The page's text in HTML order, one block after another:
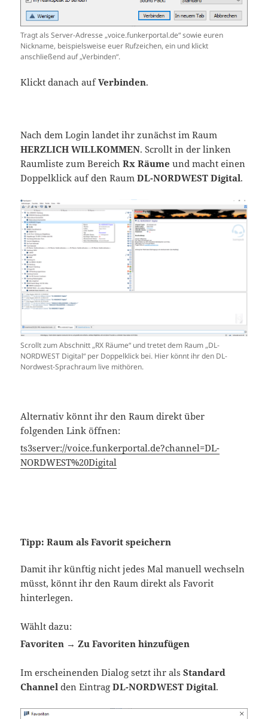
Tragt als Server-Adresse „voice.funkerportal.de“ sowie euren
Nickname, beispielsweise euer Rufzeichen, ein und klickt
anschließend auf „Verbinden“.
Klickt danach aufVerbinden.
Nach dem Login landet ihr zunächst im Raum
HERZLICH WILLKOMMEN. Scrollt in der linken
Raumliste zum BereichRx Räume und macht einen
Doppelklick auf den RaumDL-NORDWEST Digital.
Scrollt zum Abschnitt „RX Räume“ und tretet dem Raum „DL-
NORDWEST Digital“ per Doppelklick bei. Hier könnt ihr den DL-
Nordwest-Sprachraum live mithören.
Alternativ könnt ihr den Raum direkt über
folgenden Link öffnen:
ts3server://voice.funkerportal.de?channel=DL-
NORDWEST%20Digital
Tipp: Raum als Favorit speichern
Damit ihr künftig nicht jedes Mal manuell wechseln
müsst, könnt ihr den Raum direkt als Favorit
hinterlegen.
Wählt dazu:
Favoriten → Zu Favoriten hinzufügen
Im erscheinenden Dialog setzt ihr alsStandard
Channel den EintragDL-NORDWEST Digital.